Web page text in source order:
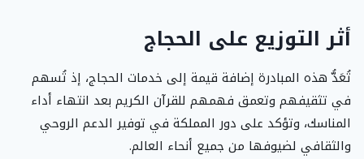
أثر التوزيع على الحجاج
تُعَدُّ هذه المبادرة إضافة قيمة إلى خدمات الحجاج، إذ تُسهم
في تثقيفهم وتعمق فهمهم للقرآن الكريم بعد انتهاء أداء
المناسك، وتؤكد على دور المملكة في توفير الدعم الروحي
والثقافي لضيوفها من جميع أنحاء العالم.